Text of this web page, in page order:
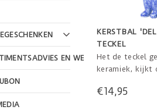
EN WEBSHOP DESIGN
KERSTBAL
TECKEL
Het de teckel
keramiek, kijkt
€14,95